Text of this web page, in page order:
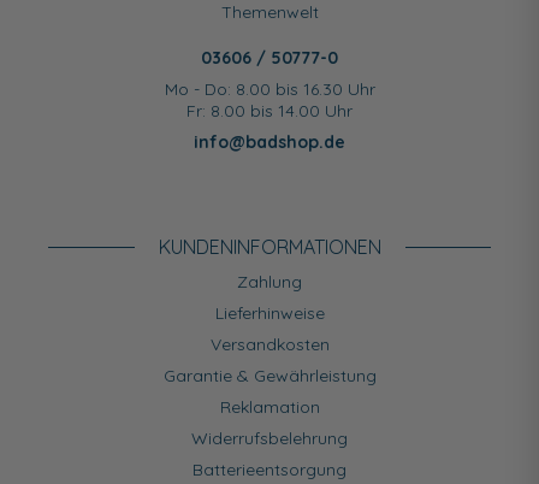
Themenwelt
03606 / 50777-0
Mo - Do: 8.00 bis 16.30 Uhr
Fr: 8.00 bis 14.00 Uhr
info@badshop.de
KUNDEN­INFORMATIONEN
Zahlung
Lieferhinweise
Versandkosten
Garantie & Gewährleistung
Reklamation
Widerrufsbelehrung
Batterieentsorgung